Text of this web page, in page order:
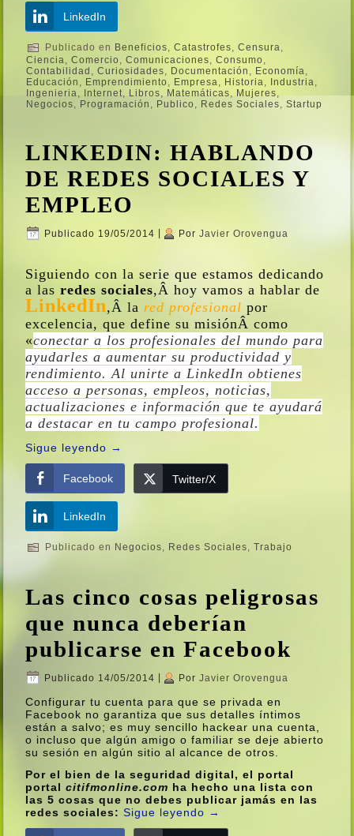
LinkedIn
Publicado en Beneficios ,Catastrofes ,Censura
Ciencia,Comercio ,Comunicaciones,Consumo,
Contabilidad ,Curiosidades, Documentación , Economí­a,
Educación , Emprendimiento, Empresa, Historia, Industria,
Ingenieria, Internet, Libros, Matemáticas, Mujeres,
Negocios, Programación , Publico , Redes Sociales,Startup
LINKEDIN: HABLANDO
DE REDES SOCIALES Y
EMPLEO
Publicado 19/05/2014 Por Javier Orovengua
Siguiendo con la serie que estamos dedicando
a lasredes sociales,Â hoy vamos a hablar de
LinkedIn,Âlared profesional por
excelencia, que define su misiónÂ como
«conectar a los profesionales del mundo para
ayudarles a aumentar su productividad y
rendimiento. Al unirte a LinkedIn obtienes
acceso a personas, empleos, noticias,
actualizaciones e información que te ayudará
a destacar en tu campo profesional.
Sigue leyendo →
Facebook Twitter/X
LinkedIn
Publicado en Negocios Redes Sociales ,Trabajo
Las cinco cosas peligrosas
que nunca deberí­an
publicarse en Facebook
Publicado 14/05/2014 Por Javier Orovengua
Configurar tu cuenta para que se privada en
Facebook no garantiza que sus detalles í­ntimos
están a salvo; es muy sencillo hackear una cuenta,
o incluso que algún amigo o familiar se deje abierto
su sesión en algún sitio al alcance de otros.
Por el bien de la seguridad digital, el portal
portalcitifmonline.com ha hecho una lista con
las 5 cosas que no debes publicar jamás en las
redes sociales: Sigue leyendo →